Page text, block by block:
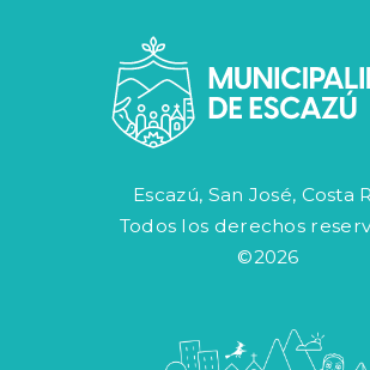
Escazú, San José, Costa
Todos los derechos
©2026